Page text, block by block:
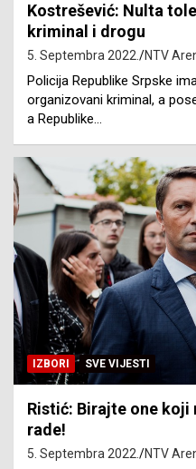
Kostrešević: Nulta
kriminal i drogu
5. Septembra 2022. NTV
Policija Republike Srpske
organizovani kriminal, a
a Republike…
IZBORI SVE VIJESTI
Ristić: Birajte one koji
rade!
5. Septembra 2022. NTV